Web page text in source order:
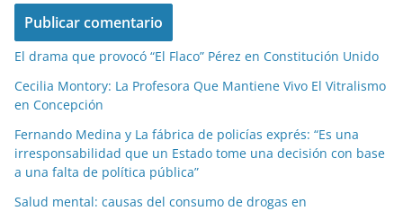
El drama que provocó “El Flaco” Pérez en Constitución Unido
Cecilia Montory: La Profesora Que Mantiene Vivo El Vitralismo
en Concepción
Fernando Medina y La fábrica de policías exprés: “Es una
irresponsabilidad que un Estado tome una decisión con base
a una falta de política pública”
Salud mental: causas del consumo de drogas en